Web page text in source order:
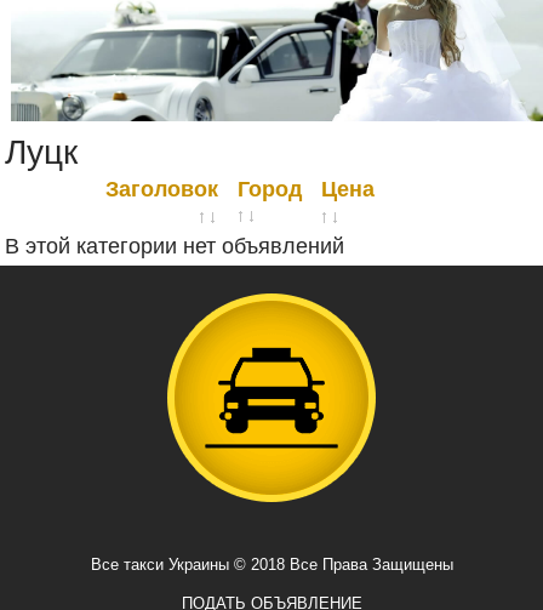
Луцк
Заголовок Город Цена
В этой категории нет объявлений
Все такси Украины © 2018 Все Права Защищены
ПОДАТЬ ОБЪЯВЛЕНИЕ